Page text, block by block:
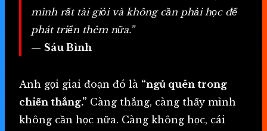
mình rất tài giỏi và không cần phải học để
phát triển thêm nữa.”
— Sáu Bình
Anh gọi giai đoạn đó là “ngủ quên trong
chiến thắng.” Càng thắng, càng thấy mình
không cần học nữa. Càng không học, cái